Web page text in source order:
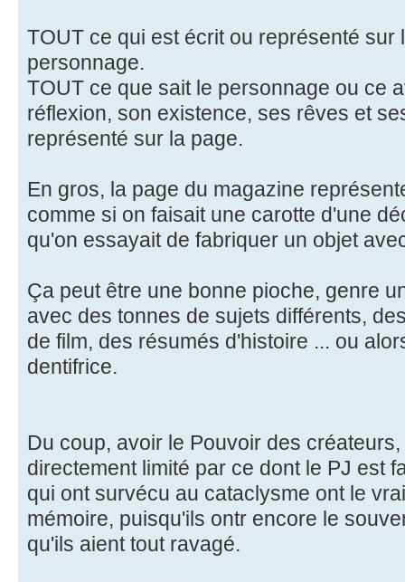
TOUT ce qui est écrit ou représenté sur
personnage.
TOUT ce que sait le personnage ou ce
réflexion, son existence, ses rêves et
représenté sur la page.
En gros, la page du magazine
comme si on faisait une carotte d'une
qu'on essayait de fabriquer un objet
Ça peut être une bonne pioche, genre
avec des tonnes de sujets différents,
de film, des résumés d'histoire ... ou
dentifrice.
Du coup, avoir le Pouvoir des
directement limité par ce dont le PJ est
qui ont survécu au cataclysme ont le
mémoire, puisqu'ils ontr encore le
qu'ils aient tout ravagé.